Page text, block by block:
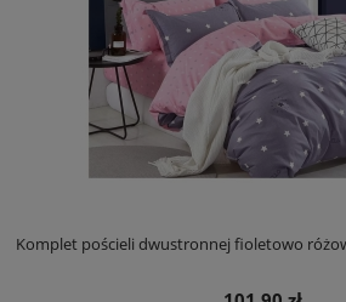
Komplet pościeli dwustronnej fioletowo